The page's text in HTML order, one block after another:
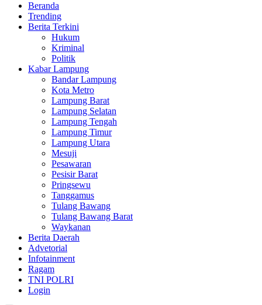
Beranda
Trending
Berita Terkini
Hukum
Kriminal
Politik
Kabar Lampung
Bandar Lampung
Kota Metro
Lampung Barat
Lampung Selatan
Lampung Tengah
Lampung Timur
Lampung Utara
Mesuji
Pesawaran
Pesisir Barat
Pringsewu
Tanggamus
Tulang Bawang
Tulang Bawang Barat
Waykanan
Berita Daerah
Advetorial
Infotainment
Ragam
TNI POLRI
Login